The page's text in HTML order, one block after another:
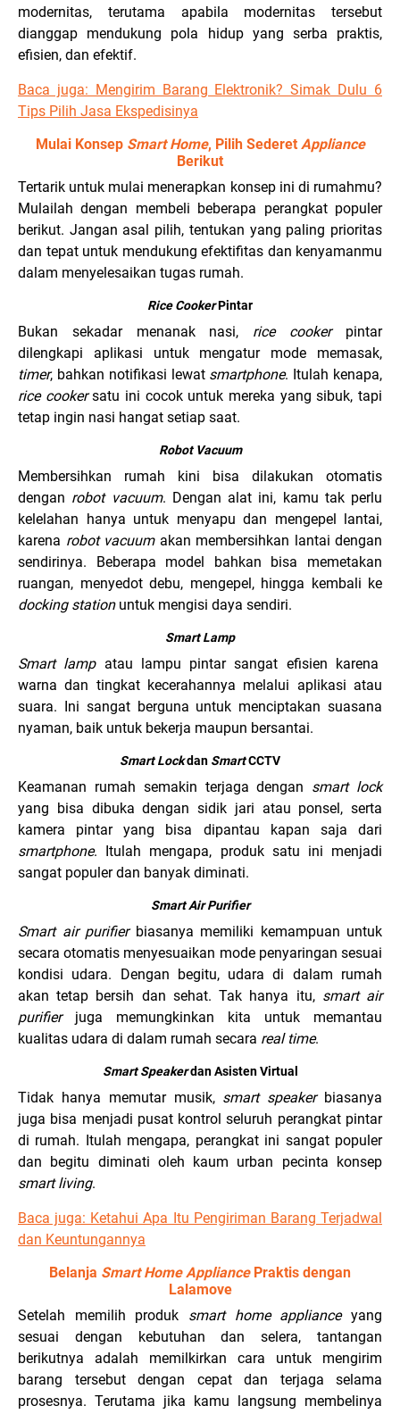
modernitas, terutama apabila modernitas tersebut
dianggap mendukung pola hidup yang serba praktis,
efisien, dan efektif.
Baca juga: Mengirim Barang Elektronik? Simak Dulu 6
Tips Pilih Jasa Ekspedisinya
Mulai Konsep Smart Home, Pilih Sederet Appliance
Berikut
Tertarik untuk mulai menerapkan konsep ini di rumahmu?
Mulailah dengan membeli beberapa perangkat populer
berikut. Jangan asal pilih, tentukan yang paling prioritas
dan tepat untuk mendukung efektifitas dan kenyamanmu
dalam menyelesaikan tugas rumah.
Rice CookerPintar
Bukan sekadar menanak nasi, rice cookerpintar
dilengkapi aplikasi untuk mengatur mode memasak,
timer, bahkan notifikasi lewat smartphone. Itulah kenapa,
rice cookersatu ini cocok untuk mereka yang sibuk, tapi
tetap ingin nasi hangat setiap saat.
Robot Vacuum
Membersihkan rumah kini bisa dilakukan otomatis
dengan robot vacuum. Dengan alat ini, kamu tak perlu
kelelahan hanya untuk menyapu dan mengepel lantai,
karena robot vacuum akan membersihkan lantai dengan
sendirinya. Beberapa model bahkan bisa memetakan
ruangan, menyedot debu, mengepel, hingga kembali ke
docking stationuntuk mengisi daya sendiri.
Smart Lamp
Smart lamp atau lampu pintar sangat efisien karena
warna dan tingkat kecerahannya melalui aplikasi atau
suara. Ini sangat berguna untuk menciptakan suasana
nyaman, baik untuk bekerja maupun bersantai.
Smart Lockdan SmartCCTV
Keamanan rumah semakin terjaga dengan smart lock
yang bisa dibuka dengan sidik jari atau ponsel, serta
kamera pintar yang bisa dipantau kapan saja dari
smartphone. Itulah mengapa, produk satu ini menjadi
sangat populer dan banyak diminati.
Smart Air Purifier
Smart air purifierbiasanya memiliki kemampuan untuk
secara otomatis menyesuaikan mode penyaringan sesuai
kondisi udara. Dengan begitu, udara di dalam rumah
akan tetap bersih dan sehat. Tak hanya itu, smart air
purifier juga memungkinkan kita untuk memantau
kualitas udara di dalam rumah secara real time.
Smart Speakerdan Asisten Virtual
Tidak hanya memutar musik, smart speakerbiasanya
juga bisa menjadi pusat kontrol seluruh perangkat pintar
di rumah. Itulah mengapa, perangkat ini sangat populer
dan begitu diminati oleh kaum urban pecinta konsep
smart living.
Baca juga: Ketahui Apa Itu Pengiriman Barang Terjadwal
dan Keuntungannya
Belanja Smart Home Appliance Praktis dengan
Lalamove
Setelah memilih produk smart home appliance yang
sesuai dengan kebutuhan dan selera, tantangan
berikutnya adalah memilkirkan cara untuk mengirim
barang tersebut dengan cepat dan terjaga selama
prosesnya. Terutama jika kamu langsung membelinya